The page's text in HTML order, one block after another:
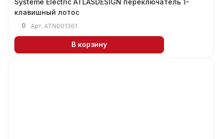
клавишный лотос
0 Арт. ATN001361
В корзину